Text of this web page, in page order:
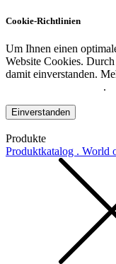
Cookie-Richtlinien
Um Ihnen einen
Website Cookies.
damit einverstanden.
.
Einverstanden
Produkte
Produktkatalog . World